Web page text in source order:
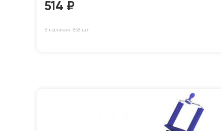
514 ₽
В наличии: 858 шт